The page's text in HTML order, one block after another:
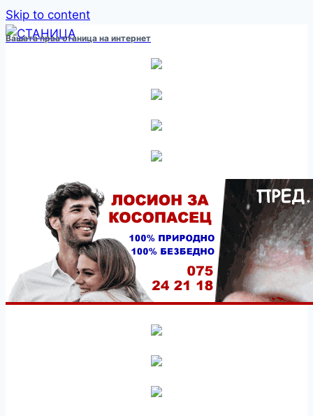
Skip to content
Вашата прва станица на интернет